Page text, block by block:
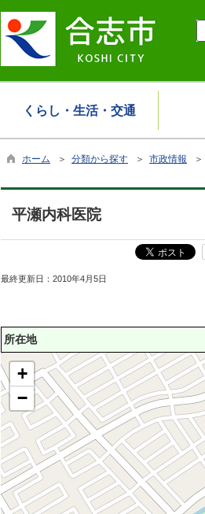
くらし・生活・交通
ホーム ＞ 分類から探す ＞ 市政情報 ＞
平瀬内科医院
最終更新日： 2010年4月5日
所在地